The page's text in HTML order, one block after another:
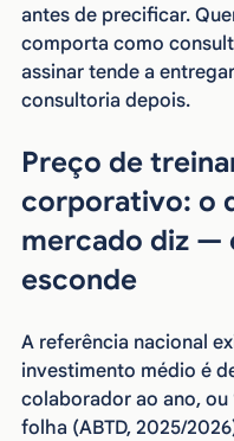
antes de precificar.
comporta como
assinar tende a
consultoria depois.
Preço de
corporativo: o
mercado diz —
esconde
A referência nacional
investimento médio é
colaborador ao ano, ou
folha (ABTD, 2025/